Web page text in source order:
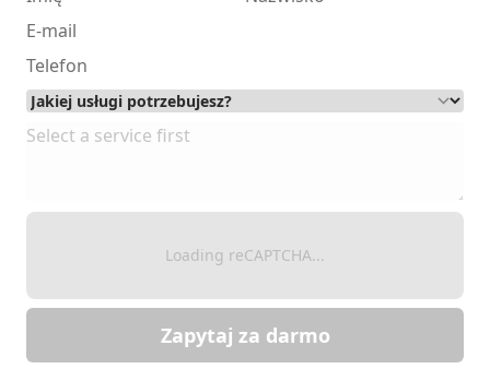
Loading reCAPTCHA...
Zapytaj za darmo